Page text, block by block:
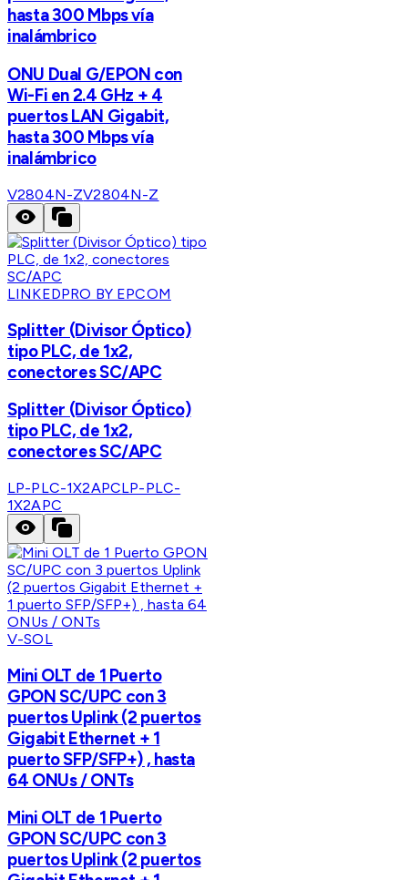
hasta 300 Mbps vía
inalámbrico
ONU Dual G/EPON con
Wi-Fi en 2.4 GHz + 4
puertos LAN Gigabit,
hasta 300 Mbps vía
inalámbrico
V2804N-ZV2804N-Z
LINKEDPRO BY EPCOM
Splitter (Divisor Óptico)
tipo PLC, de 1x2,
conectores SC/APC
Splitter (Divisor Óptico)
tipo PLC, de 1x2,
conectores SC/APC
LP-PLC-1X2APCLP-PLC-
1X2APC
V-SOL
Mini OLT de 1 Puerto
GPON SC/UPC con 3
puertos Uplink (2 puertos
Gigabit Ethernet + 1
puerto SFP/SFP+) , hasta
64 ONUs / ONTs
Mini OLT de 1 Puerto
GPON SC/UPC con 3
puertos Uplink (2 puertos